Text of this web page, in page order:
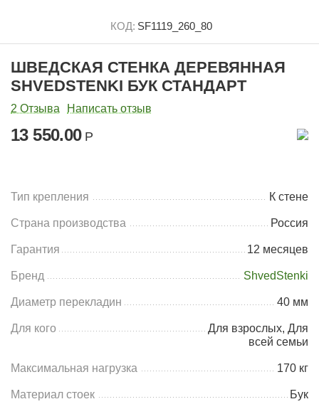
КОД: SF1119_260_80
ШВЕДСКАЯ СТЕНКА ДЕРЕВЯННАЯ
SHVEDSTENKI БУК СТАНДАРТ
2 Отзыва Написать отзыв
13 550.00 Р
Тип крепления К стене
Страна производства Россия
Гарантия 12 месяцев
Бренд ShvedStenki
Диаметр перекладин 40 мм
Для кого
Для взрослых, Для
всей семьи
Максимальная нагрузка 170 кг
Материал стоек Бук